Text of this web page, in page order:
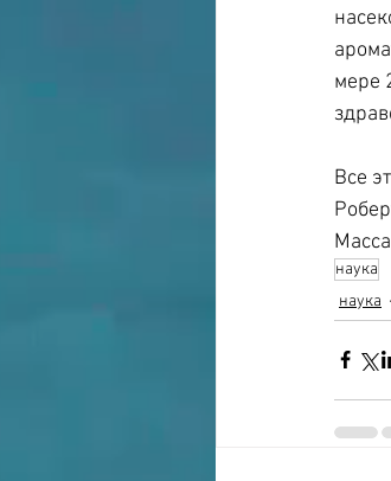
мере
Все
наука
наука